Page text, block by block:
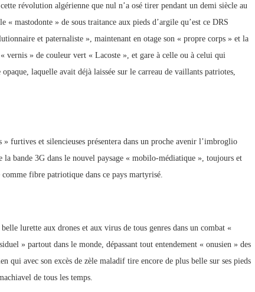
révolution algérienne que nul n’a osé tirer pendant un demi siècle au
mastodonte » de sous traitance aux pieds d’argile qu’est ce DRS
et paternaliste », maintenant en otage son « propre corps » et la
vernis » de couleur vert « Lacoste », et gare à celle ou à celui qui
laquelle avait déjà laissée sur le carreau de vaillants patriotes,
furtives et silencieuses présentera dans un proche avenir l’imbroglio
la bande 3G dans le nouvel paysage « mobilo-médiatique », toujours et
fibre patriotique dans ce pays martyrisé.
lurette aux drones et aux virus de tous genres dans un combat «
» partout dans le monde, dépassant tout entendement « onusien » des
qui avec son excès de zèle maladif tire encore de plus belle sur ses pieds
de tous les temps.